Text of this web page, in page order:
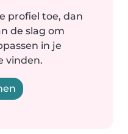
profiel toe, dan
de slag om
in je
vinden.